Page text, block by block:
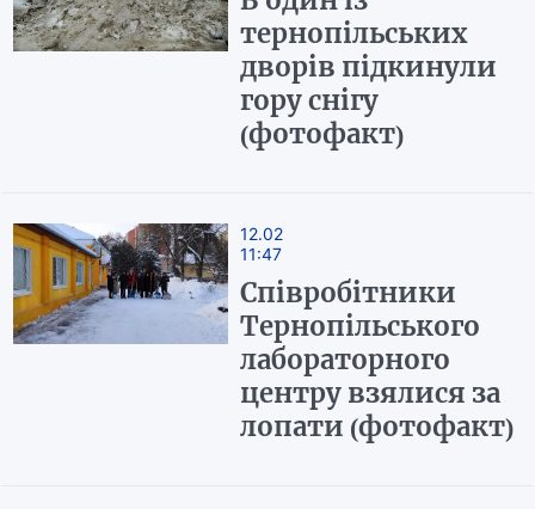
тернопільських
дворів підкинули
гору снігу
(фотофакт)
12.02
11:47
Співробітники
Тернопільського
лабораторного
центру взялися за
лопати (фотофакт)